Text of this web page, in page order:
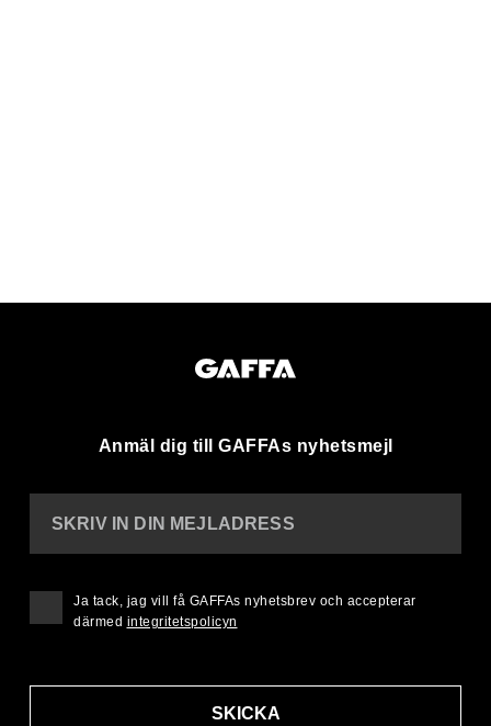
Anmäl dig till GAFFAs nyhetsmejl
SKRIV IN DIN MEJLADRESS
SKICKA
Ja tack, jag vill få GAFFAs nyhetsbrev och accepterar
därmed integritetspolicyn